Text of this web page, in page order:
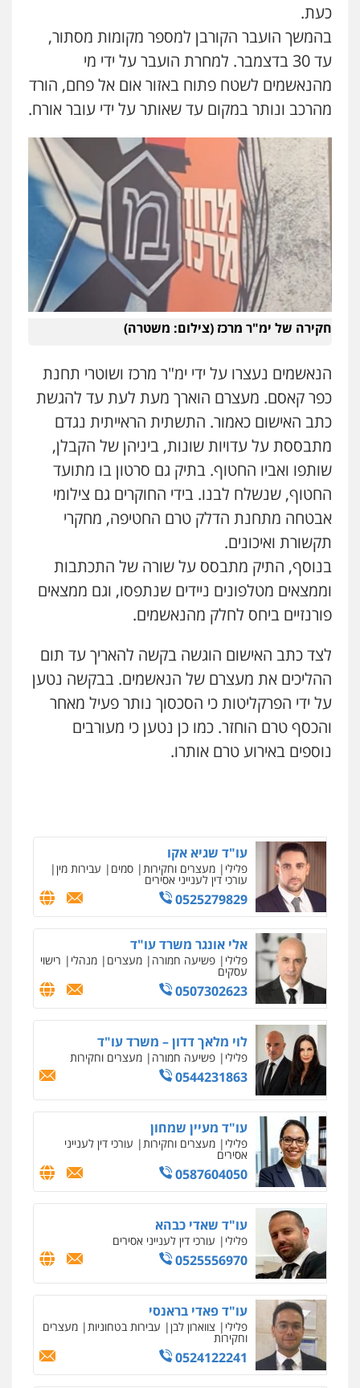
כעת.
בהמשך הועבר הקורבן למספר מקומות מסתור,
עד 30 בדצמבר. למחרת הועבר על ידי מי
מהנאשמים לשטח פתוח באזור אום אל פחם, הורד
מהרכב ונותר במקום עד שאותר על ידי עובר אורח.
חקירה של ימ"ר מרכז (צילום: משטרה)
הנאשמים נעצרו על ידי ימ"ר מרכז ושוטרי תחנת
כפר קאסם. מעצרם הוארך מעת לעת עד להגשת
כתב האישום כאמור. התשתית הראייתית נגדם
מתבססת על עדויות שונות, ביניהן של הקבלן,
שותפו ואביו החטוף. בתיק גם סרטון בו מתועד
החטוף, שנשלח לבנו. בידי החוקרים גם צילומי
אבטחה מתחנת הדלק טרם החטיפה, מחקרי
תקשורת ואיכונים.
בנוסף, התיק מתבסס על שורה של התכתבות
וממצאים מטלפונים ניידים שנתפסו, וגם ממצאים
פורנזיים ביחס לחלק מהנאשמים.
לצד כתב האישום הוגשה בקשה להאריך עד תום
ההליכים את מעצרם של הנאשמים. בבקשה נטען
על ידי הפרקליטות כי הסכסוך נותר פעיל מאחר
והכסף טרם הוחזר. כמו כן נטען כי מעורבים
נוספים באירוע טרם אותרו.
עו"ד רונן בנדל
משפט פלילי פשיעה חמורה
0524282442
כבריאן, מזר – משרד עורכי דין
פלילי מעצרים וחקירות
0543986802
עו"ד בועז קניג
פלילי משפחה כלכלי צבאי
0507003001
מנשה, אלמוג – עורכי דין
עורכי דין לענייני אסירים מעצרים וחקירות
עו"ד אבי כהן
פשיעה חמורה
סמים עבירות מין
0523647066
ויקי שמואל – משרד עו"ד
0528959600
קורל קרוז – עורך דין פלילי
משפט פלילי
0545437431
עו"ד עלי סעדי
פלילי פשיעה חמורה ליווי וייצוג בחקירות
ומעצרים
עו"ד תומר בנישתי
עו"ד שגיא אקו
פלילי מעצרים וחקירות סמים עבירות מין
עורכי דין לענייני אסירים
0525279829
אלי אונגר משרד עו"ד
פלילי פשיעה חמורה מעצרים מנהלי רישוי
עסקים
0507302623
לוי מלאך דדון – משרד עו"ד
פלילי פשיעה חמורה מעצרים וחקירות
0544231863
עו"ד מעיין שמחון
פלילי מעצרים וחקירות עורכי דין לענייני
אסירים
0587604050
עו"ד שאדי כבהא
פלילי עורכי דין לענייני אסירים
0525556970
עו"ד פאדי בראנסי
פלילי צווארון לבן עבירות בטחוניות מעצרים
וחקירות
0524122241